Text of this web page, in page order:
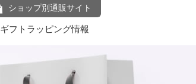
ショップ別通販サイト
ギフトラッピング情報